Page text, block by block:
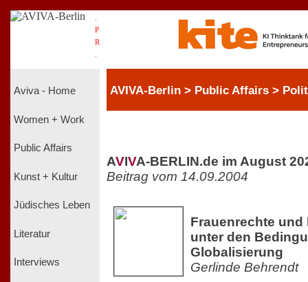
P
R
Aviva - Home
Women + Work
Public Affairs
Kunst + Kultur
Jüdisches Leben
Literatur
Interviews
AVIVA-Berlin > Public Affairs >
AVIVA-BERLIN.de im August
Beitrag vom 14.09.2004
Frauenrechte
unter den
Globalisierung
Gerlinde Behrendt